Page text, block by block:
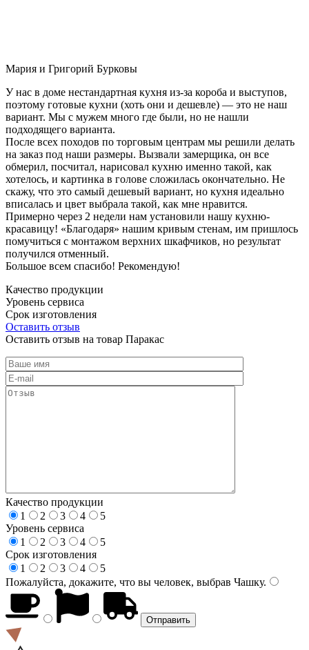
Мария и Григорий Бурковы
У нас в доме нестандартная кухня из-за короба и выступов,
поэтому готовые кухни (хоть они и дешевле) — это не наш
вариант. Мы с мужем много где были, но не нашли
подходящего варианта.
После всех походов по торговым центрам мы решили делать
на заказ под наши размеры. Вызвали замерщика, он все
обмерил, посчитал, нарисовал кухню именно такой, как
хотелось, и картинка в голове сложилась окончательно. Не
скажу, что это самый дешевый вариант, но кухня идеально
вписалась и цвет выбрала такой, как мне нравится.
Примерно через 2 недели нам установили нашу кухню-
красавицу! «Благодаря» нашим кривым стенам, им пришлось
помучиться с монтажом верхних шкафчиков, но результат
получился отменный.
Большое всем спасибо! Рекомендую!
Качество продукции
Уровень сервиса
Срок изготовления
Оставить отзыв
Оставить отзыв на товар Паракас
Качество продукции
1
2 3 4
5
Уровень сервиса
1
2 3 4
5
Срок изготовления
1
2 3 4
5
Пожалуйста, докажите, что вы человек, выбрав Чашку.